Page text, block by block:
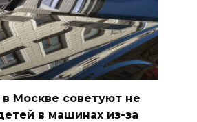
Москве советуют не
в машинах из-за